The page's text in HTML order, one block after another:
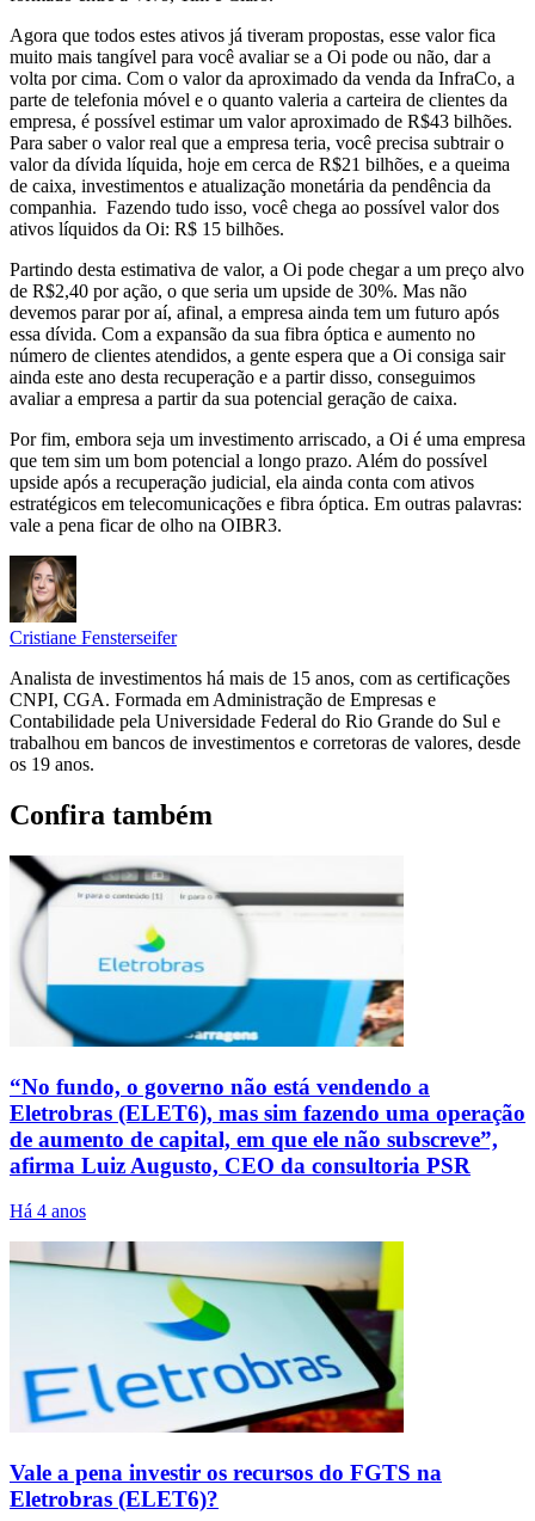
Agora que todos estes ativos já tiveram propostas, esse valor fica
muito mais tangível para você avaliar se a Oi pode ou não, dar a
volta por cima. Com o valor da aproximado da venda da InfraCo, a
parte de telefonia móvel e o quanto valeria a carteira de clientes da
empresa, é possível estimar um valor aproximado de R$43 bilhões.
Para saber o valor real que a empresa teria, você precisa subtrair o
valor da dívida líquida, hoje em cerca de R$21 bilhões, e a queima
de caixa, investimentos e atualização monetária da pendência da
companhia. Fazendo tudo isso, você chega ao possível valor dos
ativos líquidos da Oi: R$ 15 bilhões.
Partindo desta estimativa de valor, a Oi pode chegar a um preço alvo
de R$2,40 por ação, o que seria um upside de 30%. Mas não
devemos parar por aí, afinal, a empresa ainda tem um futuro após
essa dívida. Com a expansão da sua fibra óptica e aumento no
número de clientes atendidos, a gente espera que a Oi consiga sair
ainda este ano desta recuperação e a partir disso, conseguimos
avaliar a empresa a partir da sua potencial geração de caixa.
Por fim, embora seja um investimento arriscado, a Oi é uma empresa
que tem sim um bom potencial a longo prazo. Além do possível
upside após a recuperação judicial, ela ainda conta com ativos
estratégicos em telecomunicações e fibra óptica. Em outras palavras:
vale a pena ficar de olho na OIBR3.
Cristiane Fensterseifer
Analista de investimentos há mais de 15 anos, com as certificações
CNPI, CGA. Formada em Administração de Empresas e
Contabilidade pela Universidade Federal do Rio Grande do Sul e
trabalhou em bancos de investimentos e corretoras de valores, desde
os 19 anos.
Confira também
“No fundo, o governo não está vendendo a
Eletrobras (ELET6), mas sim fazendo uma operação
de aumento de capital, em que ele não subscreve”,
afirma Luiz Augusto, CEO da consultoria PSR
Há 4 anos
Vale a pena investir os recursos do FGTS na
Eletrobras (ELET6)?